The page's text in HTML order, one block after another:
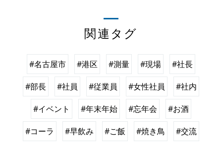
関連タグ
#名古屋市 #港区 #測量 #現場 #社長
#部長 #社員 #従業員 #女性社員 #社内
#イベント #年末年始 #忘年会 #お酒
#コーラ #早飲み #ご飯 #焼き鳥 #交流